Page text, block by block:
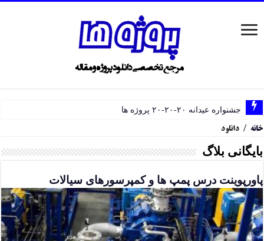
جشنواره عیدانه ۲۰-۲۰-۲۰ پروژه ها
خانه / دانلود
بایگانی بلاگ
پاورپوینت درس پمپ ها و کمپرسورهای سیالات